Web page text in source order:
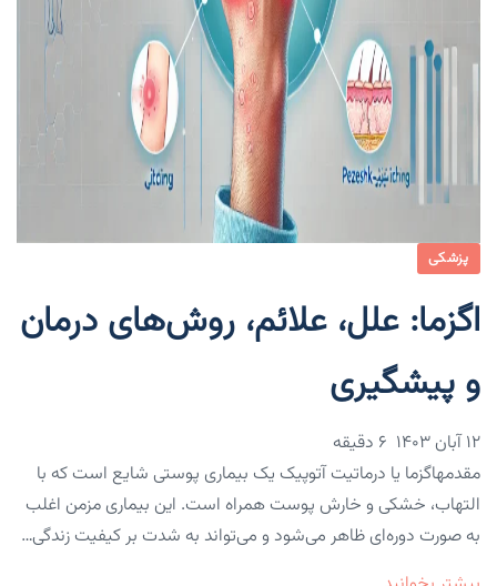
پزشکی
اگزما: علل، علائم، روش‌های درمان
و پیشگیری
۱۲ آبان ۱۴۰۳
مقدمهاگزما یا درماتیت آتوپیک یک بیماری پوستی شایع است که با
التهاب، خشکی و خارش پوست همراه است. این بیماری مزمن اغلب
به صورت دوره‌ای ظاهر می‌شود و می‌تواند به شدت بر کیفیت زندگی…